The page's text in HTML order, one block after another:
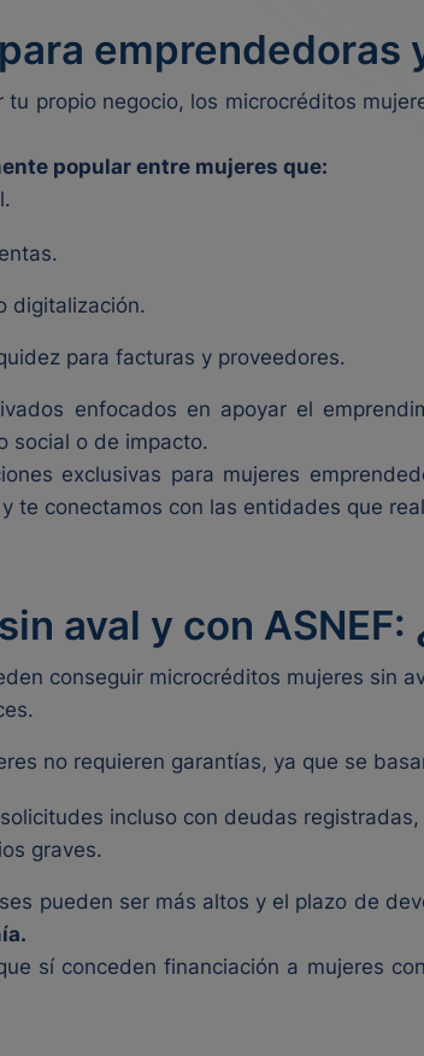
emprendedoras
propio negocio, los microcréditos
popular entre mujeres que:
digitalización.
para facturas y proveedores.
enfocados en apoyar el
social o de impacto.
exclusivas para mujeres
te conectamos con las entidades que
aval y con ASNEF:
conseguir microcréditos mujeres sin
no requieren garantías, ya que se
incluso con deudas
graves.
pueden ser más altos y el plazo de
sí conceden financiación a mujeres